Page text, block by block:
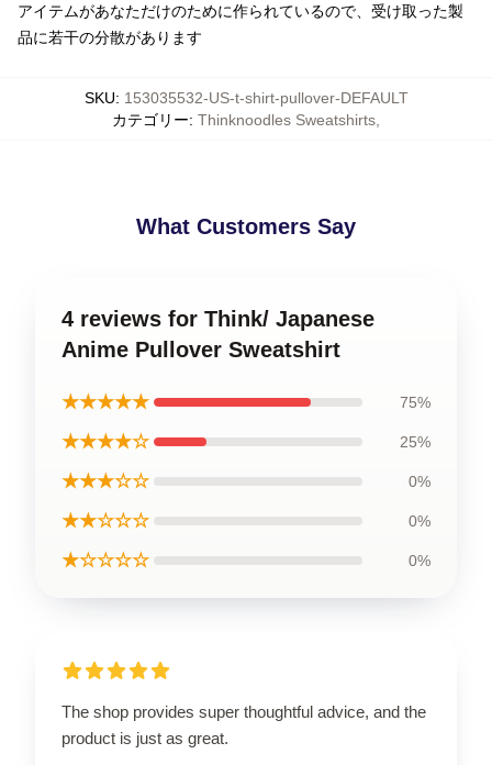
アイテムがあなただけのために作られているので、受け取った製
品に若干の分散があります
SKU: 153035532-US-t-shirt-pullover-DEFAULT
カテゴリー: Thinknoodles Sweatshirts
What Customers Say
4 reviews for Think/ Japanese
Anime Pullover Sweatshirt
★★★★★ 75%
★★★★☆ 25%
★★★☆☆ 0%
★★☆☆☆ 0%
★☆☆☆☆ 0%
The shop provides super thoughtful advice, and the
product is just as great.